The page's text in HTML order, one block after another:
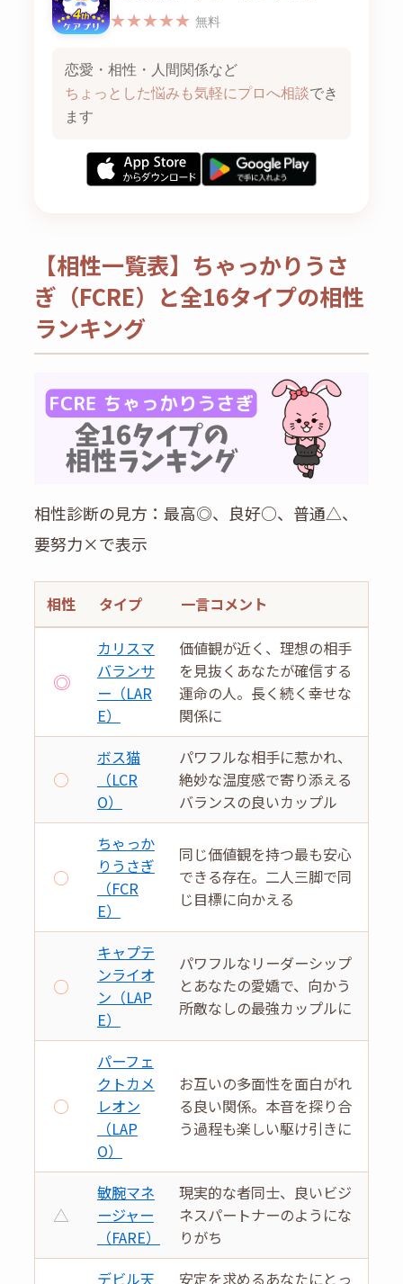
★★★★★ 無料
恋愛・相性・人間関係など
ちょっとした悩みも気軽にプロへ相談でき
ます
【相性一覧表】ちゃっかりうさ
ぎ（FCRE）と全16タイプの相性
ランキング
相性診断の見方：最高◎、良好○、普通△、
要努力×で表示
相性 タイプ 一言コメント
◎
カリスマ
バランサ
ー（LAR
E）
価値観が近く、理想の相手
を見抜くあなたが確信する
運命の人。長く続く幸せな
関係に
○
ボス猫
（LCR
O）
パワフルな相手に惹かれ、
絶妙な温度感で寄り添える
バランスの良いカップル
○
ちゃっか
りうさぎ
（FCR
E）
同じ価値観を持つ最も安心
できる存在。二人三脚で同
じ目標に向かえる
○
キャプテ
ンライオ
ン（LAP
E）
パワフルなリーダーシップ
とあなたの愛嬌で、向かう
所敵なしの最強カップルに
○
パーフェ
クトカメ
レオン
（LAP
O）
お互いの多面性を面白がれ
る良い関係。本音を探り合
う過程も楽しい駆け引きに
△
敏腕マネ
ージャー
（FARE）
現実的な者同士、良いビジ
ネスパートナーのようにな
りがち
デビル天
安定を求めるあなたにとっ